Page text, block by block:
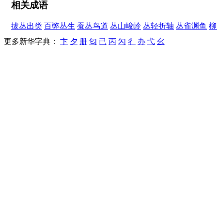
相关成语
拔丛出类 百弊丛生 蚕丛鸟道 丛山峻岭 丛轻折轴 丛雀渊鱼
更多新华字典： 卞 夕 册 匂 已 丙 勽 彳 办 弋 幺